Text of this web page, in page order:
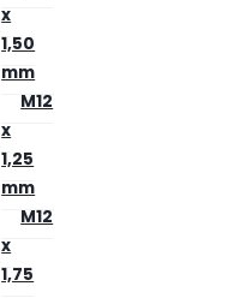
x
1,50
mm
M12
x
1,25
mm
M12
x
1,75